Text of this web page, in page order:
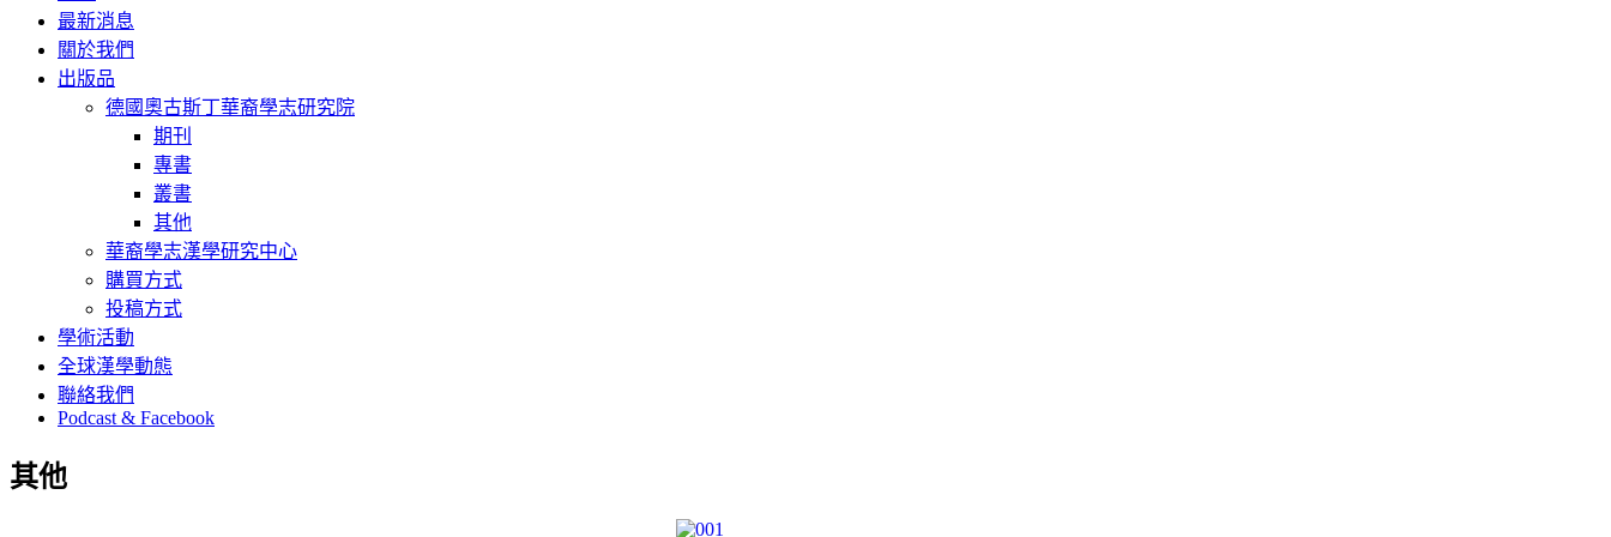
最新消息
關於我們
出版品
德國奧古斯丁華裔學志研究院
期刊
專書
叢書
其他
華裔學志漢學研究中心
購買方式
投稿方式
學術活動
全球漢學動態
聯絡我們
Podcast & Facebook
其他